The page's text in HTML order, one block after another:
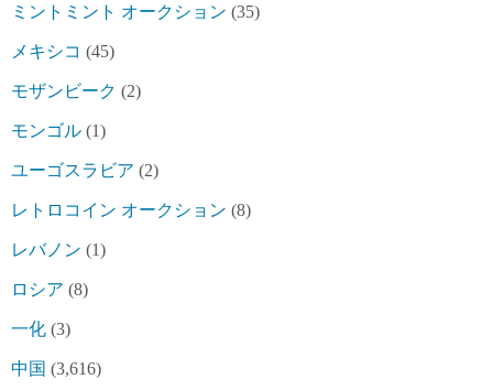
ミントミント オークション (35)
メキシコ (45)
モザンビーク (2)
モンゴル (1)
ユーゴスラビア (2)
レトロコイン オークション (8)
レバノン (1)
ロシア (8)
一化 (3)
中国 (3,616)